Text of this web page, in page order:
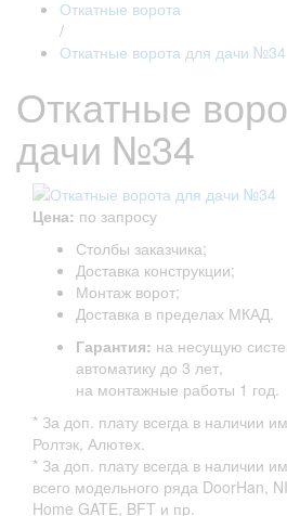
Откатные ворота
/
Откатные ворота для дачи №34
Откатные
дачи №34
Цена: по запросу
Столбы заказчика;
Доставка конструкции;
Монтаж ворот;
Доставка в пределах МКАД.
Гарантия: на несущую
автоматику до 3 лет,
на монтажные работы 1 год.
* За доп. плату всегда в наличии
Ролтэк, Алютех.
* За доп. плату всегда в наличии
всего модельного ряда DoorHan,
Home GATE, BFT и пр.